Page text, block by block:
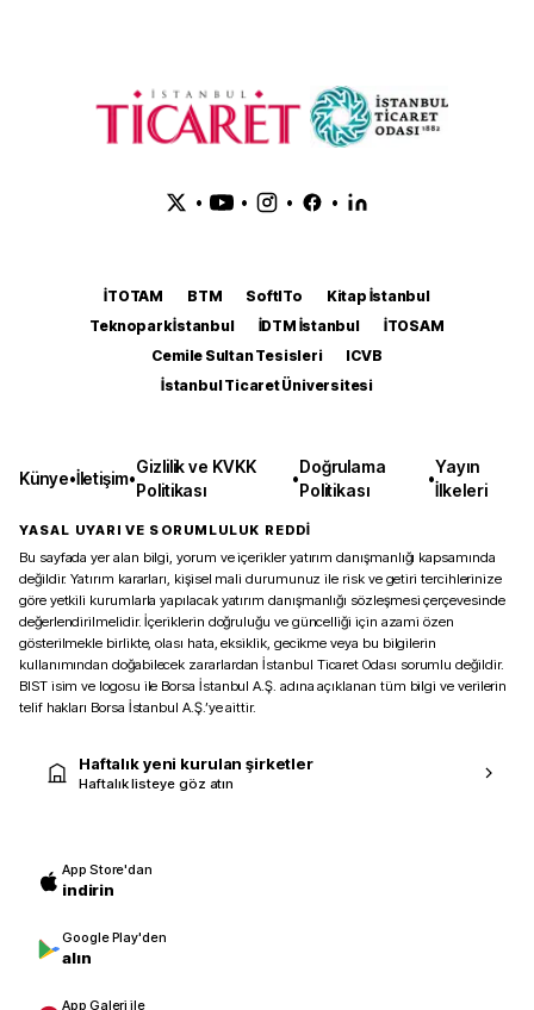
• • • •
İTOTAM BTM SoftITo
Kitap İstanbul
Teknopark İstanbul
İDTM İstanbul
İTOSAM
Cemile Sultan Tesisleri
ICVB
İstanbul Ticaret Üniversitesi
Künye•İletişim•
Gizlilik ve KVKK
Politikası
•
Doğrulama
Politikası
•
Yayın
İlkeleri
YASAL UYARI VE SORUMLULUK REDDİ
Bu sayfada yer alan bilgi, yorum ve içerikler yatırım danışmanlığı kapsamında
değildir. Yatırım kararları, kişisel mali durumunuz ile risk ve getiri tercihlerinize
göre yetkili kurumlarla yapılacak yatırım danışmanlığı sözleşmesi çerçevesinde
değerlendirilmelidir. İçeriklerin doğruluğu ve güncelliği için azami özen
gösterilmekle birlikte, olası hata, eksiklik, gecikme veya bu bilgilerin
kullanımından doğabilecek zararlardan İstanbul Ticaret Odası sorumlu değildir.
BIST isim ve logosu ile Borsa İstanbul A.Ş. adına açıklanan tüm bilgi ve verilerin
telif hakları Borsa İstanbul A.Ş.’ye aittir.
Haftalık yeni kurulan şirketler
Haftalık listeye göz atın
App Store'dan
indirin
Google Play'den
alın
App Galeri ile